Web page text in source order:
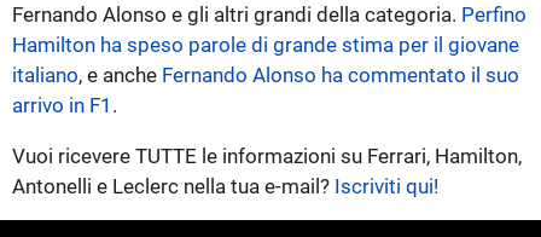
Fernando Alonso e gli altri grandi della categoria. Perfino
Hamilton ha speso parole di grande stima per il giovane
italiano, e anche Fernando Alonso ha commentato il suo
arrivo in F1 .
Vuoi ricevere TUTTE le informazioni su Ferrari, Hamilton,
Antonelli e Leclerc nella tua e-mail? Iscriviti qui!